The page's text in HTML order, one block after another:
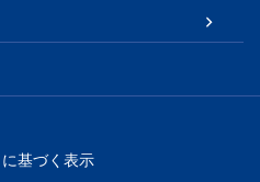
に基づく表示